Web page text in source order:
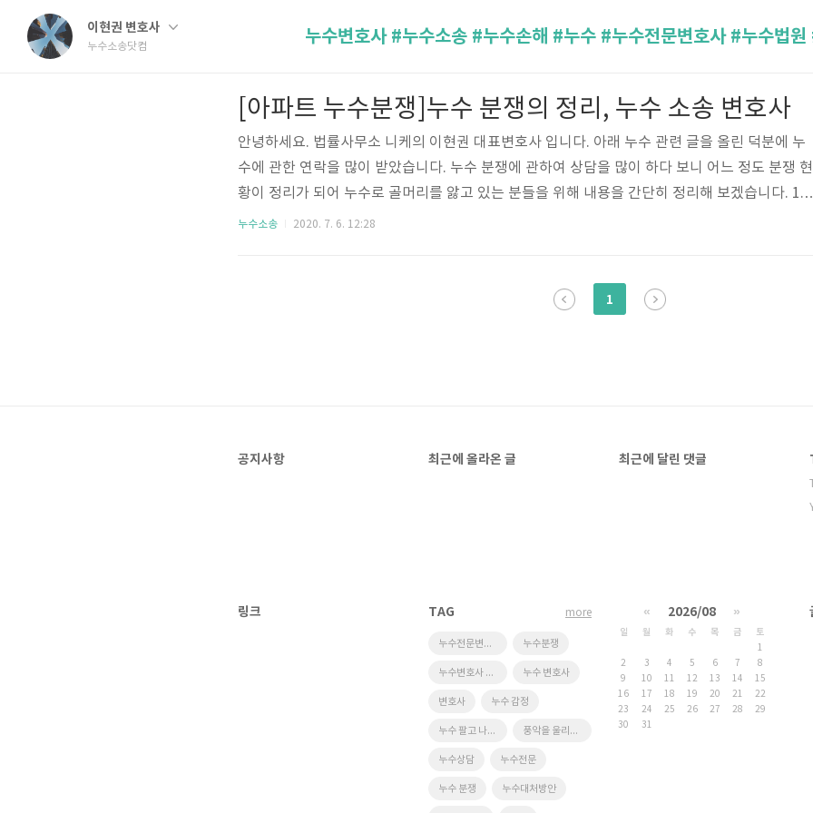
이현권 변호사
누수소송닷컴
[아파트 누수분쟁]누수 분쟁의 정리, 누수 소송 변호사
안녕하세요. 법률사무소 니케의 이현권 대표변호사 입니다. 아래 누수 관련 글을 올린 덕분에 누
수에 관한 연락을 많이 받았습니다. 누수 분쟁에 관하여 상담을 많이 하다 보니 어느 정도 분쟁 현
황이 정리가 되어 누수로 골머리를 앓고 있는 분들을 위해 내용을 간단히 정리해 보겠습니다. 1.
분쟁 시작단계 - 내용증명 가. 아랫집(누수 피해자) 누수 피해를 받으면 윗집에 바로 누수탐지, 누
라고 한 적이 있는 경우 윗집이 누수탐지 조차도 동의를 안 하는 경우 원인 불명인 경우 등 다양한
누수소송 2020. 7. 6. 12:28
1
공지사항 최근에 올라온 글 최근에 달린 댓글
링크 TAG
누수전문변호사 누수분쟁
누수변호사 #누수소송 #누수손해 #누수 #누수전문변호사 #누수법원 #누수탐지 #누수감정 #누수법무법인 #침수변호사 #누수곰팡이 #누수변호 #누수소장 #누수고소 #법무법인이랑 누수 변호사
변호사 누수 감정
누수 팔고 나간 경우 풍악을 울리는 변호사
누수상담 누수전문
누수 분쟁 누수대처방안
more « 2026/08 »
일 월 화 수 목 금
토
1
2
3 4 5 6 7
8
9
10 11 12 13 14
15
16
17 18 19 20 21
22
23
24 25 26 27 28
29
30
31